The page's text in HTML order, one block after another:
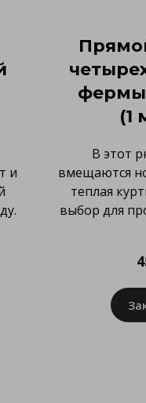
и
фермы
(1
В этот
вмещаются
теплая
выбор для